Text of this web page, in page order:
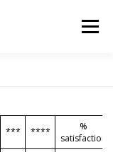
Menu
*** ****
%
satisfaction